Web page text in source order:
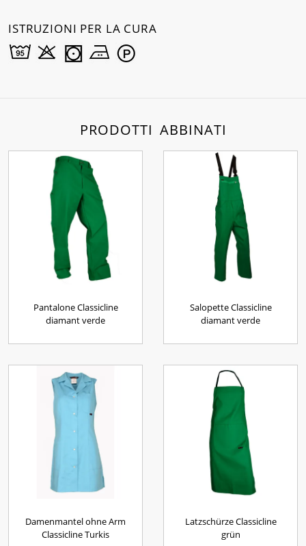
ISTRUZIONI PER LA CURA
PRODOTTI ABBINATI
Pantalone Classicline
diamant verde
Salopette Classicline
diamant verde
Damenmantel ohne Arm
Classicline Turkis
Latzschürze Classicline
grün